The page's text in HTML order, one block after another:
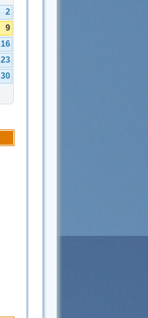
2
9
16
23
30